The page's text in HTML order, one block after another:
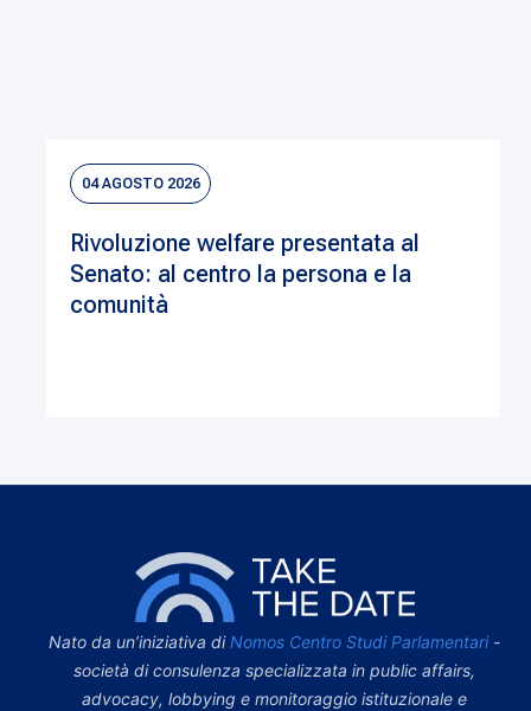
04 AGOSTO 2026
Rivoluzione welfare presentata al
Senato: al centro la persona e la
comunità
Nato da un’iniziativa di Nomos Centro Studi Parlamentari-
società di consulenza specializzata in public affairs,
advocacy, lobbying e monitoraggio istituzionale e